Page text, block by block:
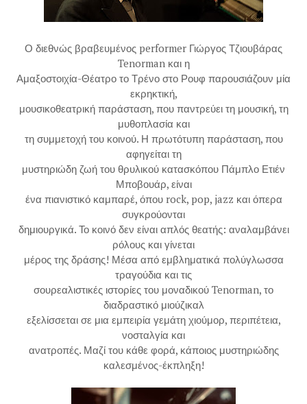
Ο διεθνώς βραβευμένος performer Γιώργος Τζιουβάρας
Tenorman και η
Αμαξοστοιχία-Θέατρο το Τρένο στο Ρουφ παρουσιάζουν μία
εκρηκτική,
μουσικοθεατρική παράσταση, που παντρεύει τη μουσική, τη
μυθοπλασία και
τη συμμετοχή του κοινού. Η πρωτότυπη παράσταση, που
αφηγείται τη
μυστηριώδη ζωή του θρυλικού κατασκόπου Πάμπλο Ετιέν
Μποβουάρ, είναι
ένα πιανιστικό καμπαρέ, όπου rock, pop, jazz και όπερα
συγκρούονται
δημιουργικά. Το κοινό δεν είναι απλός θεατής: αναλαμβάνει
ρόλους και γίνεται
μέρος της δράσης! Μέσα από εμβληματικά πολύγλωσσα
τραγούδια και τις
σουρεαλιστικές ιστορίες του μοναδικού Tenorman, το
διαδραστικό μιούζικαλ
εξελίσσεται σε μια εμπειρία γεμάτη χιούμορ, περιπέτεια,
νοσταλγία και
ανατροπές. Μαζί του κάθε φορά, κάποιος μυστηριώδης
καλεσμένος-έκπληξη!